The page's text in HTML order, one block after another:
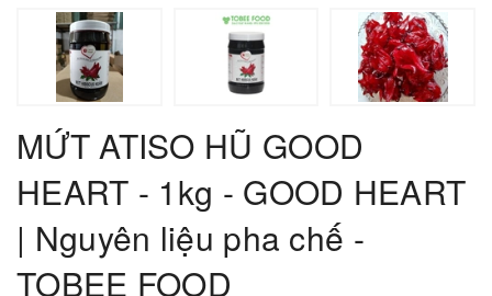
MỨT ATISO HŨ GOOD
HEART - 1kg - GOOD HEART
| Nguyên liệu pha chế -
TOBEE FOOD